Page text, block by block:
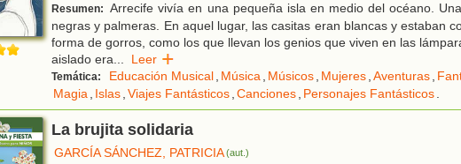
Resumen: Arrecife vivía en una pequeña isla en medio del océano.
negras y palmeras. En aquel lugar, las casitas eran blancas y estaban
forma de gorros, como los que llevan los genios que viven en las
aislado era... Leer
Temática: Educación Musical, Música, Músicos, Mujeres,Aventuras,
Magia, Islas,Viajes Fantásticos,Canciones, Personajes Fantásticos.
La brujita solidaria
GARCÍA SÁNCHEZ, PATRICIA(aut.)